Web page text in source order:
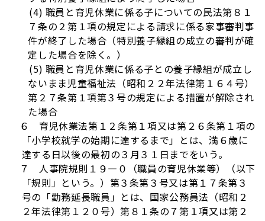
(4) 職員と育児休業に係る子についての民法第８１
７条の２第１項の規定による請求に係る家事審判事
件が終了した場合（特別養子縁組の成立の審判が確
定した場合を除く。）
(5) 職員と育児休業に係る子との養子縁組が成立し
ないまま児童福祉法（昭和２２年法律第１６４号）
第２７条第１項第３号の規定による措置が解除され
た場合
６ 育児休業法第１２条第１項又は第２６条第１項の
「小学校就学の始期に達するまで」とは、満６歳に
達する日以後の最初の３月３１日までをいう。
７ 人事院規則１９―０（職員の育児休業等）（以下
「規則」という。）第３条第３号又は第１７条第３
号の「勤務延長職員」とは、国家公務員法（昭和２
２年法律第１２０号）第８１条の７第１項又は第２